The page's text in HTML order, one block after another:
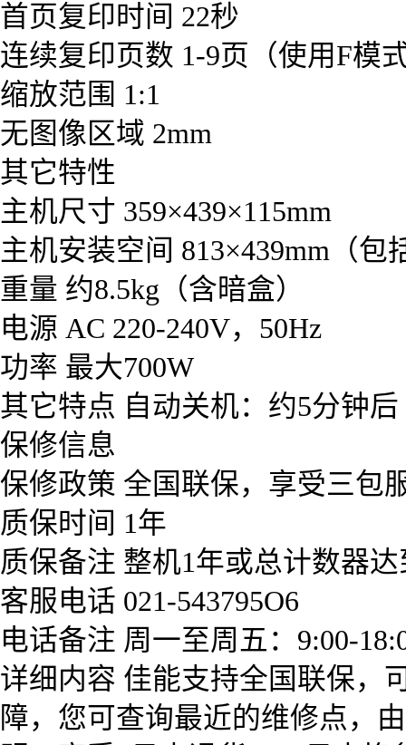
首页复印时间 22秒
连续复印页数 1-9页（使用F模
缩放范围 1:1
无图像区域 2mm
其它特性
主机尺寸 359×439×115mm
主机安装空间 813×439mm（包
重量 约8.5kg（含暗盒）
电源 AC 220-240V，50Hz
功率 最大700W
其它特点 自动关机：约5分钟后
保修信息
保修政策 全国联保，享受三包
质保时间 1年
质保备注 整机1年或总计数器
客服电话 021-543795O6
电话备注 周一至周五：9:00-
详细内容 佳能支持全国联保，
障，您可查询最近的维修点，